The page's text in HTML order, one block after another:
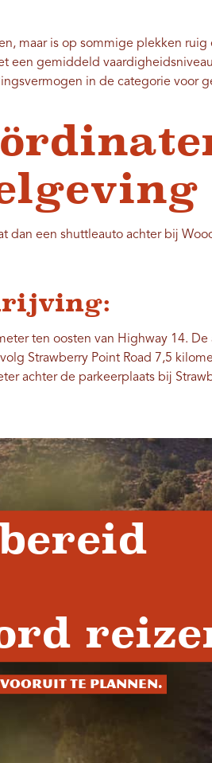
maar is op sommige plekken
een gemiddeld
in de categorie voor
dan een shuttleauto achter bij
ten oosten van Highway 14.
Strawberry Point Road 7,5
achter de parkeerplaats bij
te plannen.